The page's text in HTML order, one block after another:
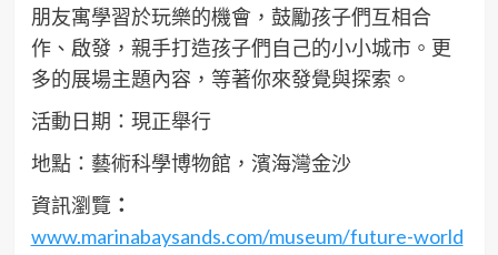
朋友寓學習於玩樂的機會，鼓勵孩子們互相合
作、啟發，親手打造孩子們自己的小小城市。更
多的展場主題內容，等著你來發覺與探索。
活動日期：現正舉行
地點：藝術科學博物館，濱海灣金沙
資訊瀏覽 ：
www.marinabaysands.com/museum/future-world